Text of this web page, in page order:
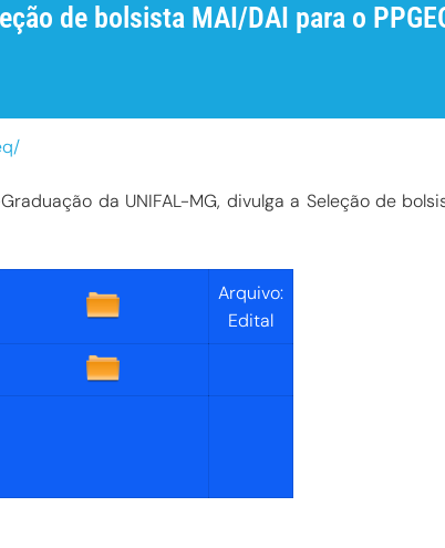
de bolsista MAI/DAI para o
da UNIFAL-MG, divulga a Seleção de
Arquivo:
Edital